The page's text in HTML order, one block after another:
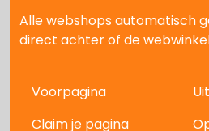
Alle webshops automatisch
direct achter of de
Voorpagina
Claim je pagina